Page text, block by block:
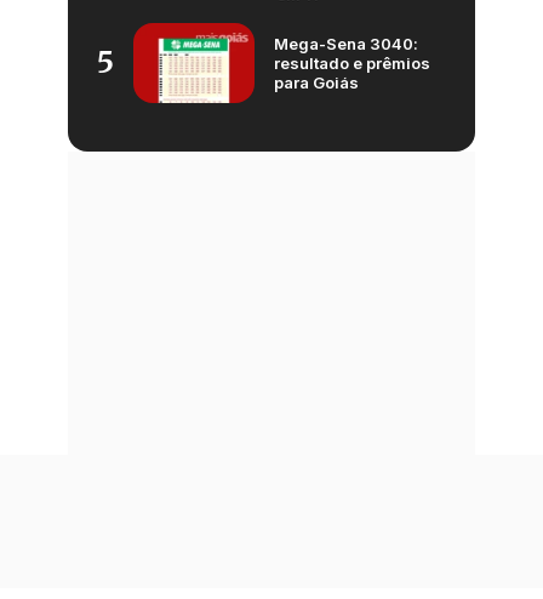
5
Mega-Sena 3040:
resultado e prêmios
para Goiás